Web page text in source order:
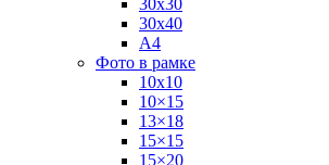
30х40
А4
Фото в рамке
10х10
10×15
13×18
15×15
15×20